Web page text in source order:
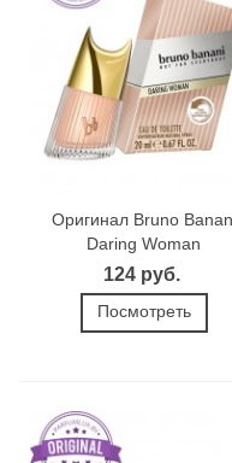
Оригинал Bruno
Daring Woman
124 руб.
Посмотреть